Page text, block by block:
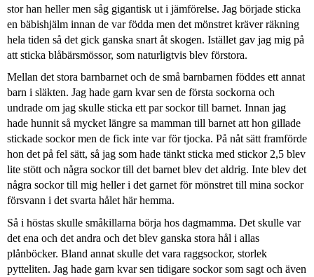
stor han heller men såg gigantisk ut i jämförelse. Jag började sticka
en bäbishjälm innan de var födda men det mönstret kräver räkning
hela tiden så det gick ganska snart åt skogen. Istället gav jag mig på
att sticka blåbärsmössor, som naturligtvis blev förstora.
Mellan det stora barnbarnet och de små barnbarnen föddes ett annat
barn i släkten. Jag hade garn kvar sen de första sockorna och
undrade om jag skulle sticka ett par sockor till barnet. Innan jag
hade hunnit så mycket längre sa mamman till barnet att hon gillade
stickade sockor men de fick inte var för tjocka. På nåt sätt framförde
hon det på fel sätt, så jag som hade tänkt sticka med stickor 2,5 blev
lite stött och några sockor till det barnet blev det aldrig. Inte blev det
några sockor till mig heller i det garnet för mönstret till mina sockor
försvann i det svarta hålet här hemma.
Så i höstas skulle småkillarna börja hos dagmamma. Det skulle var
det ena och det andra och det blev ganska stora hål i allas
plånböcker. Bland annat skulle det vara raggsockor, storlek
pytteliten. Jag hade garn kvar sen tidigare sockor som sagt och även